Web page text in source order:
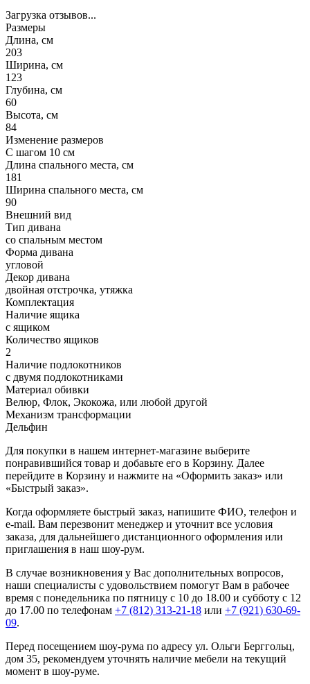
Загрузка отзывов...
Размеры
Длина, см
203
Ширина, см
123
Глубина, см
60
Высота, см
84
Изменение размеров
С шагом 10 см
Длина спального места, см
181
Ширина спального места, см
90
Внешний вид
Тип дивана
со спальным местом
Форма дивана
угловой
Декор дивана
двойная отстрочка, утяжка
Комплектация
Наличие ящика
с ящиком
Количество ящиков
2
Наличие подлокотников
с двумя подлокотниками
Материал обивки
Велюр, Флок, Экокожа, или любой другой
Механизм трансформации
Дельфин
Для покупки в нашем интернет-магазине выберите
понравившийся товар и добавьте его в Корзину. Далее
перейдите в Корзину и нажмите на «Оформить заказ» или
«Быстрый заказ».
Когда оформляете быстрый заказ, напишите ФИО, телефон и
e-mail. Вам перезвонит менеджер и уточнит все условия
заказа, для дальнейшего дистанционного оформления или
приглашения в наш шоу-рум.
В случае возникновения у Вас дополнительных вопросов,
наши специалисты с удовольствием помогут Вам в рабочее
время с понедельника по пятницу с 10 до 18.00 и субботу с 12
до 17.00 по телефонам +7 (812) 313-21-18 или +7 (921) 630-69-
09.
Перед посещением шоу-рума по адресу ул. Ольги Берггольц,
дом 35, рекомендуем уточнять наличие мебели на текущий
момент в шоу-руме.